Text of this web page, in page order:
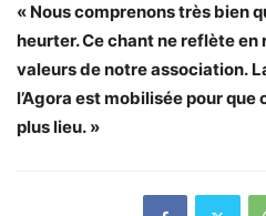
« Nous comprenons très bien
heurter. Ce chant ne reflète en
valeurs de notre association.
l’Agora est mobilisée pour que
plus lieu. »